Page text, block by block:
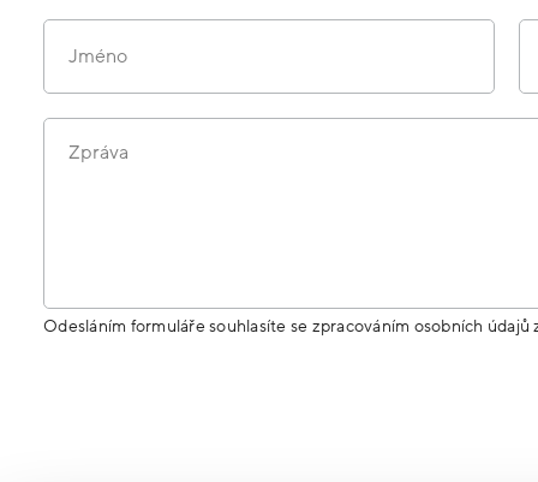
Jméno
Zpráva
Odesláním formuláře souhlasíte se zpracováním osobních údajů